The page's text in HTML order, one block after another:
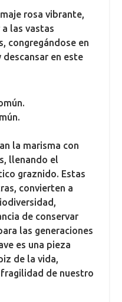
rosa vibrante,
las vastas
congregándose en
en este
la marisma con
llenando el
graznido. Estas
convierten a
de conservar
las generaciones
es una pieza
de la vida,
de nuestro